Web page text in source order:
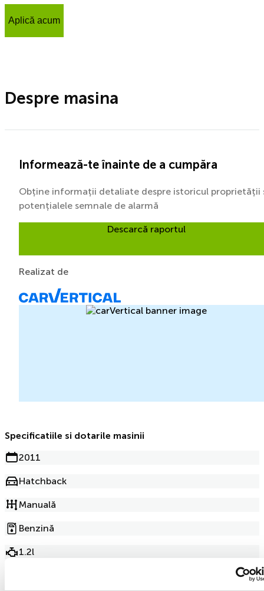
Aplică acum
Despre masina
Informează-te înainte de a cumpăra
Obține informații detaliate despre istoricul proprietății
potențialele semnale de alarmă
Descarcă raportul
Realizat de
Specificatiile si dotarile masinii
2011
Hatchback
Manuală
Benzină
1.2l